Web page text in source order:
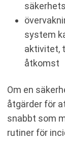
system
aktivitet,
åtkomst
Om en
åtgärder för
snabbt som
rutiner för